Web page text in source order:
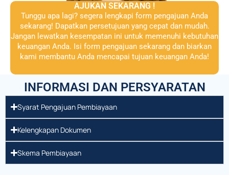
AJUKAN SEKARANG !
Tunggu apa lagi? segera lengkapi form pengajuan Anda
sekarang! Dapatkan persetujuan yang cepat dan mudah.
Jangan lewatkan kesempatan ini untuk memenuhi kebutuhan
keuangan Anda. Isi form pengajuan sekarang dan biarkan
kami membantu Anda mencapai tujuan keuangan Anda!
INFORMASI DAN PERSYARATAN
Syarat Pengajuan Pembiayaan
Kelengkapan Dokumen
Skema Pembiayaan